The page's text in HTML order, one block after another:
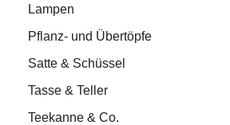
Lampen
Pflanz- und Übertöpfe
Satte & Schüssel
Tasse & Teller
Teekanne & Co.